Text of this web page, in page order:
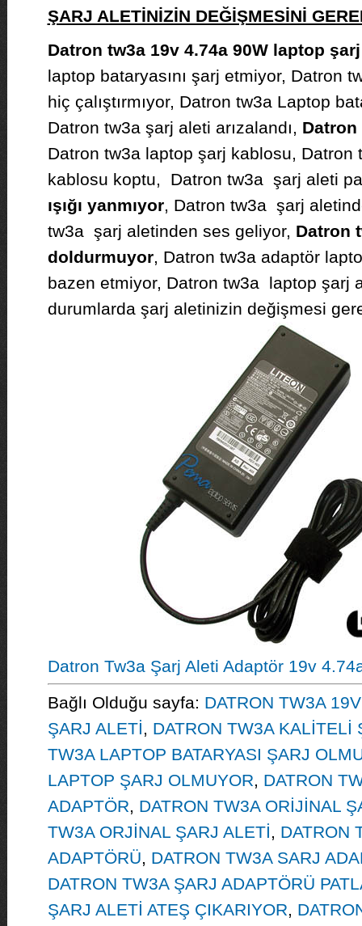
ŞARJ ALETİNİZİN DEĞİŞMESİNİ
Datron tw3a 19v 4.74a 90W laptop
laptop bataryasını şarj etmiyor, Datron
hiç çalıştırmıyor, Datron tw3a Laptop
Datron tw3a şarj aleti arızalandı,
Datron tw3a laptop şarj kablosu, Datron
kablosu koptu, Datron tw3a şarj aleti
ışığı yanmıyor, Datron tw3a şarj
tw3a şarj aletinden ses geliyor, Datron
doldurmuyor, Datron tw3a adaptör
bazen etmiyor, Datron tw3a laptop şarj
durumlarda şarj aletinizin değişmesi
Datron Tw3a Şarj Aleti Adaptör 19v
Bağlı Olduğu sayfa: DATRON TW3A
ŞARJ ALETİ, DATRON TW3A KALİTELİ
TW3A LAPTOP BATARYASI ŞARJ
LAPTOP ŞARJ OLMUYOR, DATRON
ADAPTÖR, DATRON TW3A ORİJİNAL
TW3A ORJİNAL ŞARJ ALETİ, DATRON
ADAPTÖRÜ, DATRON TW3A SARJ
DATRON TW3A ŞARJ ADAPTÖRÜ
ŞARJ ALETİ ATEŞ ÇIKARIYOR,